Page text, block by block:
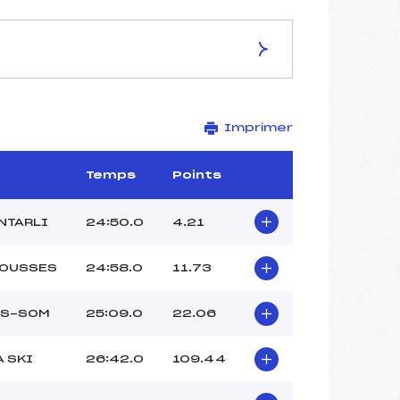
Site de Replis
7 km
Imprimer
Temps Points
24:50.0 4.21
24:58.0 11.73
SOM 25:09.0 22.06
SKI 26:42.0 109.44